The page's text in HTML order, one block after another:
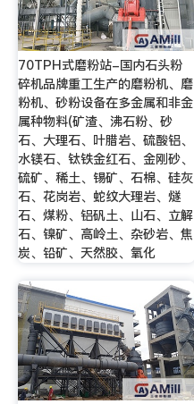
70TPH式磨粉站-国内石头粉
碎机品牌重工生产的磨粉机、磨
粉机、砂粉设备在多金属和非金
属种物料(矿渣、沸石粉、砂
石、大理石、叶腊岩、硫酸铝、
水镁石、钛铁金红石、金刚砂、
硫矿、稀土、锡矿、石棉、硅灰
石、花岗岩、蛇纹大理岩、燧
石、煤粉、铝矾土、山石、立解
石、镍矿、高岭土、杂砂岩、焦
炭、铅矿、天然胶、氧化